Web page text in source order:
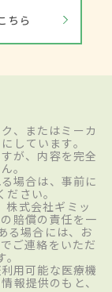
ちら
、またはミーカ
しています。
が、内容を完全
。
場合は、事前に
さい。
株式会社ギミッ
賠償の責任を一
る場合には、お
ご連絡をいただ
用可能な医療機
報提供のもと、